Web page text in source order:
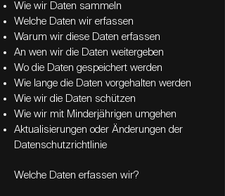
Wie wir Daten sammeln
Welche Daten wir erfassen
Warum wir diese Daten erfassen
An wen wir die Daten weitergeben
Wo die Daten gespeichert werden
Wie lange die Daten vorgehalten werden
Wie wir die Daten schützen
Wie wir mit Minderjährigen umgehen
Aktualisierungen oder Änderungen der
Datenschutzrichtlinie
Welche Daten erfassen wir?